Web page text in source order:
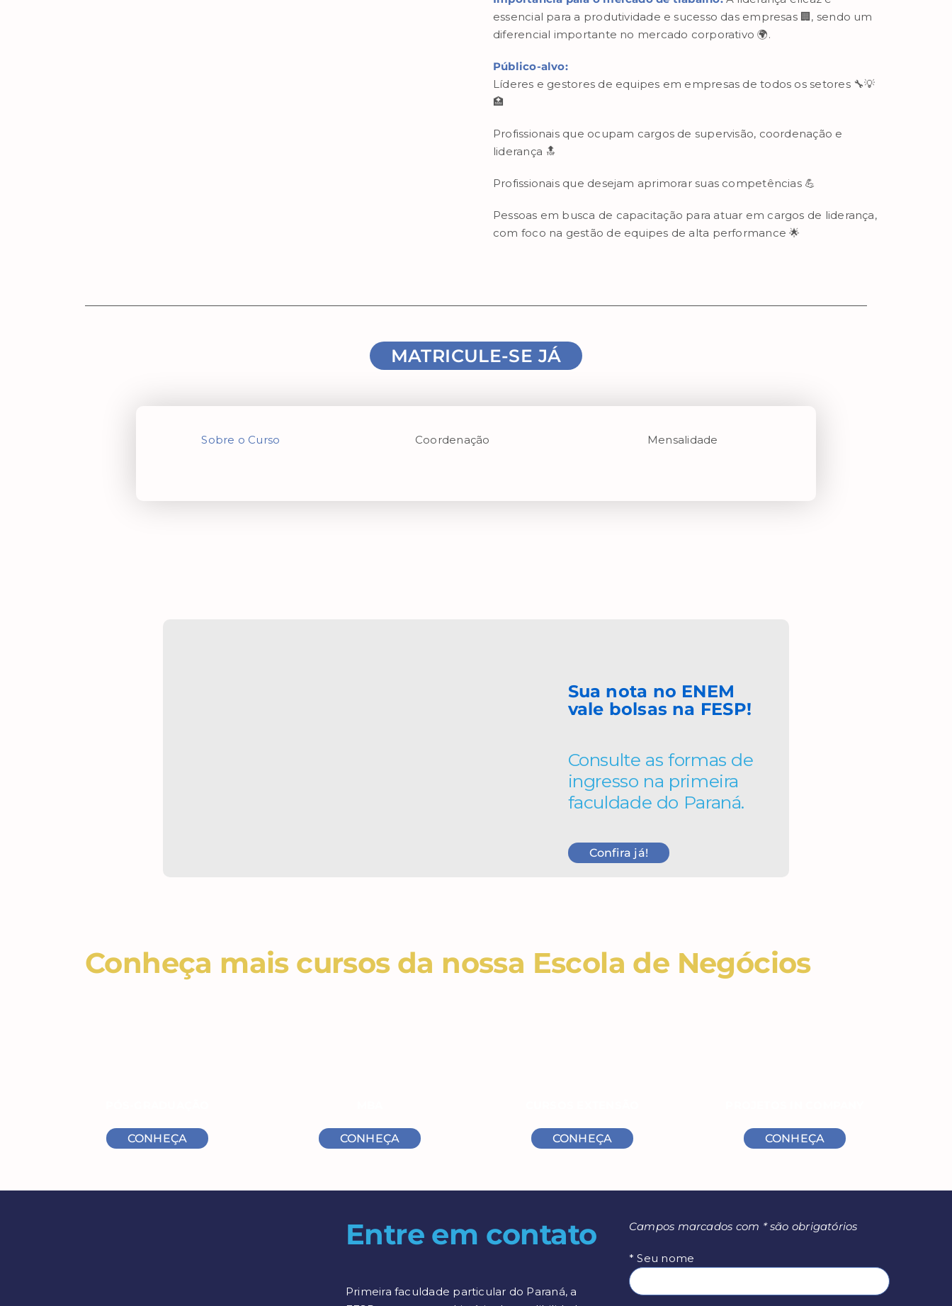
essencial para a produtividade e sucesso das empresas 🏢, sendo um
diferencial importante no mercado corporativo 🌍.
Público-alvo:
Líderes e gestores de equipes em empresas de todos os setores 🔧💡
🏥
Profissionais que ocupam cargos de supervisão, coordenação e
liderança 🔝
Profissionais que desejam aprimorar suas competências 💪
Pessoas em busca de capacitação para atuar em cargos de liderança,
com foco na gestão de equipes de alta performance 🌟
MATRICULE-SE JÁ
Sobre o Curso Coordenação Mensalidade
Sua nota no ENEM
vale bolsas na FESP!
Consulte as formas de
ingresso na primeira
faculdade do Paraná.
Confira já!
Conheça mais cursos da nossa Escola de Negócios
CONHEÇA CONHEÇA CONHEÇA CONHEÇA
Entre em contato
Primeira faculdade particular do Paraná, a
Campos marcados com * são obrigatórios
* Seu nome